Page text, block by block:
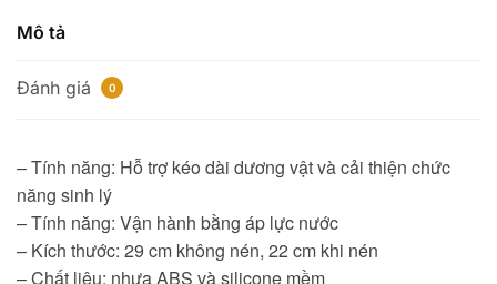
Mô tả
Đánh giá 0
– Tính năng: Hỗ trợ kéo dài dương vật và cải thiện chức
năng sinh lý
– Tính năng: Vận hành bằng áp lực nước
– Kích thước: 29 cm không nén, 22 cm khi nén
– Chất liệu: nhựa ABS và silicone mềm